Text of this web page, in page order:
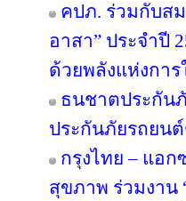
คปภ. ร่วมกับส
อาสา” ประจำปี
ด้วยพลังแห่งการ
ธนชาตประกัน
ประกันภัยรถยน
กรุงไทย – แอ
สุขภาพ ร่วมงาน